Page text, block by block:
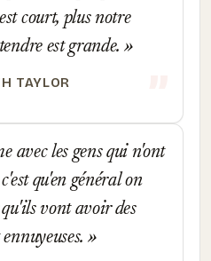
court, plus notre
est grande.
TAYLOR
avec les gens qui n'ont
qu'en général on
vont avoir des